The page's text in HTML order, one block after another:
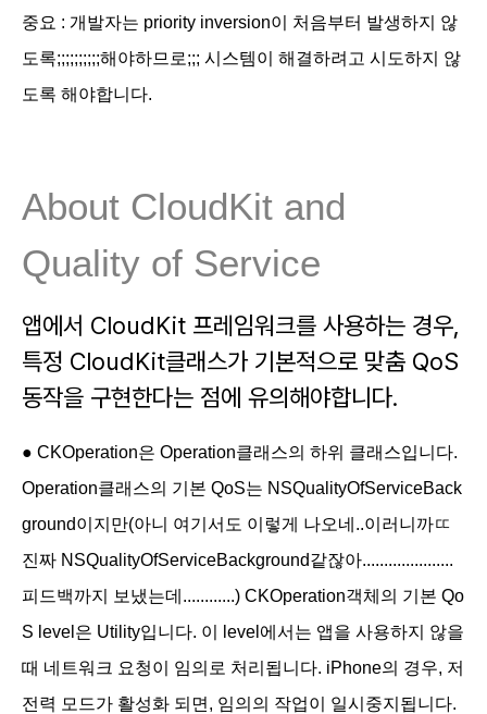
중요 : 개발자는 priority inversion이 처음부터 발생하지 않
도록;;;;;;;;;;해야하므로;;; 시스템이 해결하려고 시도하지 않
도록 해야합니다.
About CloudKit and
Quality of Service
앱에서 CloudKit 프레임워크를 사용하는 경우,
특정 CloudKit클래스가 기본적으로 맞춤 QoS
동작을 구현한다는 점에 유의해야합니다.
● CKOperation은 Operation클래스의 하위 클래스입니다.
Operation클래스의 기본 QoS는 NSQualityOfServiceBack
ground이지만(아니 여기서도 이렇게 나오네..이러니까ㄸ
진짜 NSQualityOfServiceBackground같잖아.....................
피드백까지 보냈는데............) CKOperation객체의 기본 Qo
S level은 Utility입니다. 이 level에서는 앱을 사용하지 않을
때 네트워크 요청이 임의로 처리됩니다. iPhone의 경우, 저
전력 모드가 활성화 되면, 임의의 작업이 일시중지됩니다.